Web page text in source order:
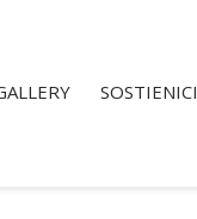
SOSTIENICI